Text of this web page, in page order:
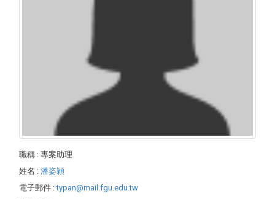
職稱 : 專案助理
姓名 : 潘姿穎
電子郵件 :typan@mail.fgu.edu.tw